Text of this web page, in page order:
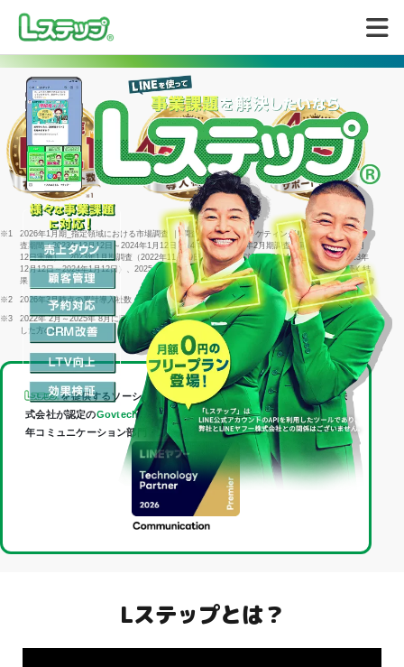
を提供するソーシャルデータバンク株式会社は、
LINEヤフー株
式会社が認定のGovtech Partnerであり、Technology Partner（2026
年コミュニケーション部門・最上位「Premier」）に認定されました。
※1
2026年1月期_指定領域における市場調査 ｜ 調査機関：日本マーケティングリサーチ機構 ｜ 調
査期間：2023年12月12日～2024年1月12日 ｜ 4年連続＝2022年2月期調査（同年1月25日～2月
12日実施）、2023年1月期調査（2022年11月29日～1月16日実施）、2024年1月期調査（2023年
12月12日～2024年1月12日）、2025年1月期調査（2024年12月23日～2025年1月15日）に続く結
果
※2 2026年3月時点の累計導入社数
※3
2022年 2月～2025年 8月に回答した個別相談サポートアンケート1316件のうち「満足」と回答
した方の割合
Lステップとは？